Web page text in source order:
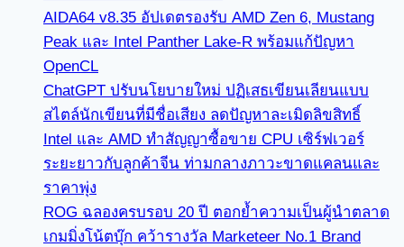
AIDA64 v8.35 อัปเดตรองรับ AMD Zen 6, Mustang
Peak และ Intel Panther Lake-R พร้อมแก้ปัญหา
OpenCL
ChatGPT ปรับนโยบายใหม่ ปฏิเสธเขียนเลียนแบบ
สไตล์นักเขียนที่มีชื่อเสียง ลดปัญหาละเมิดลิขสิทธิ์
Intel และ AMD ทำสัญญาซื้อขาย CPU เซิร์ฟเวอร์
ระยะยาวกับลูกค้าจีน ท่ามกลางภาวะขาดแคลนและ
ราคาพุ่ง
ROG ฉลองครบรอบ 20 ปี ตอกย้ำความเป็นผู้นำตลาด
เกมมิ่งโน้ตบุ๊ก คว้ารางวัล Marketeer No.1 Brand